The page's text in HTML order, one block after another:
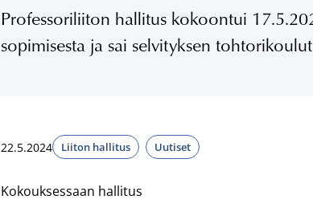
Professoriliiton hallitus kokoontui
sopimisesta ja sai selvityksen
22.5.2024 Liiton hallitus Uutiset
Kokouksessaan hallitus